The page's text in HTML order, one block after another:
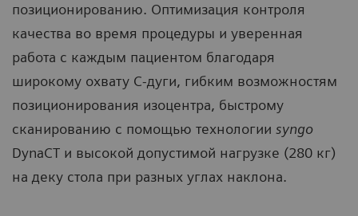
позиционированию. Оптимизация контроля
качества во время процедуры и уверенная
работа с каждым пациентом благодаря
широкому охвату C-дуги, гибким возможностям
позиционирования изоцентра, быстрому
сканированию с помощью технологии syngo
DynaCT и высокой допустимой нагрузке (280 кг)
на деку стола при разных углах наклона.